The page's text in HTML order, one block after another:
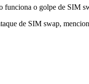
funciona o golpe de SIM
de SIM swap,